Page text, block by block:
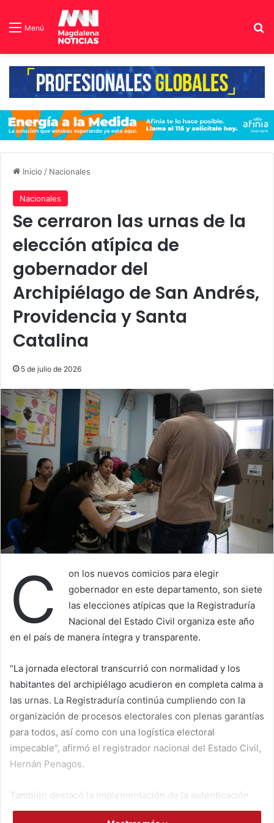
Menú
Inicio / Nacionales
Nacionales
Se cerraron las urnas de la
elección atípica de
gobernador del
Archipiélago de San Andrés,
Providencia y Santa
Catalina
5 de julio de 2026
C
on los nuevos comicios para elegir
gobernador en este departamento, son siete
las elecciones atípicas que la Registraduría
Nacional del Estado Civil organiza este año
en el país de manera íntegra y transparente.
“La jornada electoral transcurrió con normalidad y los
habitantes del archipiélago acudieron en completa calma a
las urnas. La Registraduría continúa cumpliendo con la
organización de procesos electorales con plenas garantías
para todos, así como con una logística electoral
impecable”, afirmó el registrador nacional del Estado Civil,
Hernán Penagos.
También destacó la implementación de la autenticación
biométrica como herramienta para validar la plena